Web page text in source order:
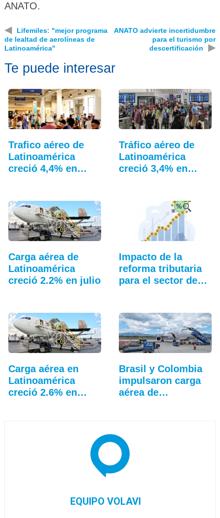
ANATO.
◀
Lifemiles: "mejor programa
de lealtad de aerolíneas de
Latinoamérica"
ANATO advierte incertidumbre
para el turismo por
descertificación
▶
Te puede interesar
Trafico aéreo de
Latinoamérica
creció 4,4% en
Tráfico aéreo de
Latinoamérica
creció 3,4% en
Carga aérea de
Latinoamérica
creció 2.2% en julio
Impacto de la
reforma tributaria
para el sector de…
Carga aérea en
Latinoamérica
creció 2.6% en
Brasil y Colombia
impulsaron carga
aérea de…
EQUIPO VOLAVI